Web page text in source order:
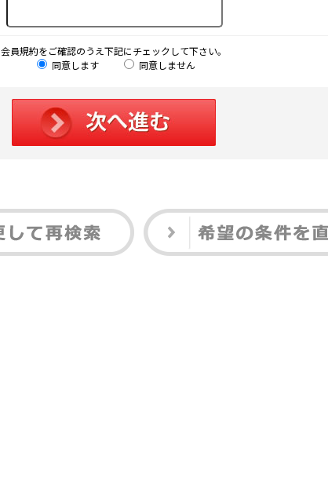
会員規約をご確認のうえ下記にチェックして下さい。
同意します
同意しません